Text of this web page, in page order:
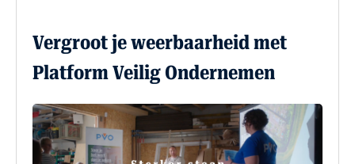
Vergroot je weerbaarheid met
Platform Veilig Ondernemen